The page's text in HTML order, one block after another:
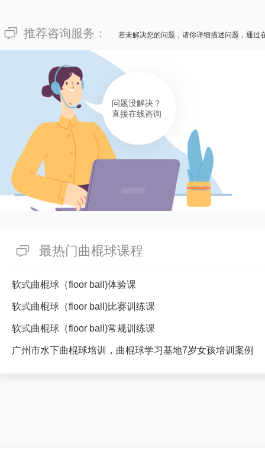
推荐咨询服务： 若未解决您的问题，请你详细描述问题，通过
问题没解决？
直接在线咨询
最热门曲棍球课程
软式曲棍球（floor ball)体验课
软式曲棍球（floor ball)比赛训练课
软式曲棍球（floor ball)常规训练课
广州市水下曲棍球培训，曲棍球学习基地7岁女孩培训案例